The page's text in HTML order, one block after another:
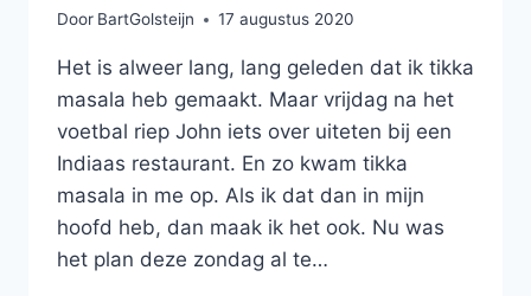
Door BartGolsteijn 17 augustus 2020
Het is alweer lang, lang geleden dat ik tikka
masala heb gemaakt. Maar vrijdag na het
voetbal riep John iets over uiteten bij een
Indiaas restaurant. En zo kwam tikka
masala in me op. Als ik dat dan in mijn
hoofd heb, dan maak ik het ook. Nu was
het plan deze zondag al te…